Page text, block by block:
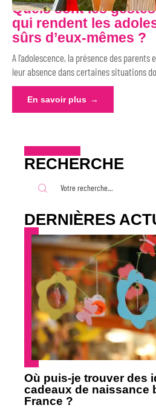
Quels sont les
qui rendent les
sûrs d’eux-mêmes ?
A l’adolescence, la présence des
leur absence dans certaines situations
En savoir plus
RECHERCHE
DERNIÈRES
Où puis-je trouver des
cadeaux de naissance
France ?